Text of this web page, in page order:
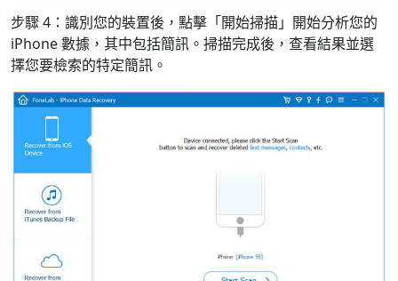
步驟 4：識別您的裝置後，點擊「開始掃描」開始分析您的
iPhone 數據，其中包括簡訊。掃描完成後，查看結果並選
擇您要檢索的特定簡訊。
Gaeilge
繁體中文